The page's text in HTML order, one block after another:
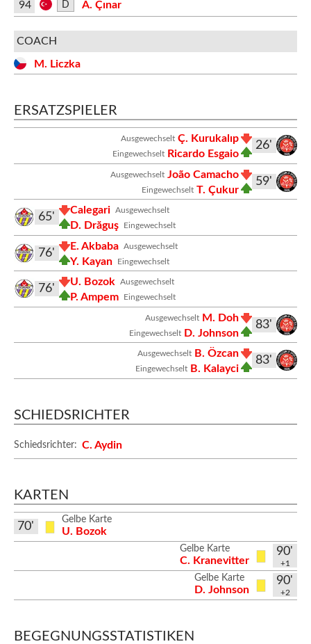
94 D A. Çınar
COACH
M. Liczka
ERSATZSPIELER
26'
Ausgewechselt Ç. Kurukalıp
Eingewechselt Ricardo Esgaio
59'
Ausgewechselt João Camacho
Eingewechselt T. Çukur
Ausgewechselt
Calegari
Eingewechselt
D. Drăguş
65'
Ausgewechselt
E. Akbaba
Eingewechselt
Y. Kayan
76'
Ausgewechselt
U. Bozok
Eingewechselt
P. Ampem
76'
83'
Ausgewechselt M. Doh
Eingewechselt D. Johnson
83'
Ausgewechselt B. Özcan
Eingewechselt B. Kalayci
SCHIEDSRICHTER
Schiedsrichter: C. Aydin
KARTEN
Gelbe Karte
U. Bozok
70'
90'
+1
Gelbe Karte
C. Kranevitter
90'
+2
Gelbe Karte
D. Johnson
BEGEGNUNGSSTATISTIKEN